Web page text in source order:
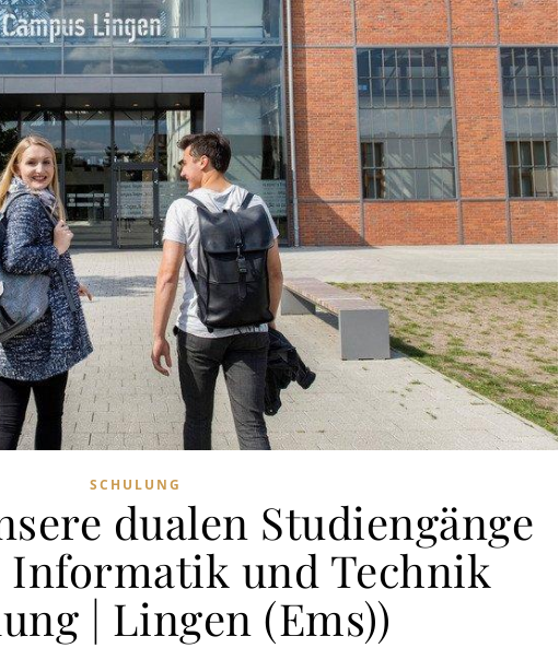
SCHULUNG
dualen Studiengänge
und Technik
| Lingen (Ems))